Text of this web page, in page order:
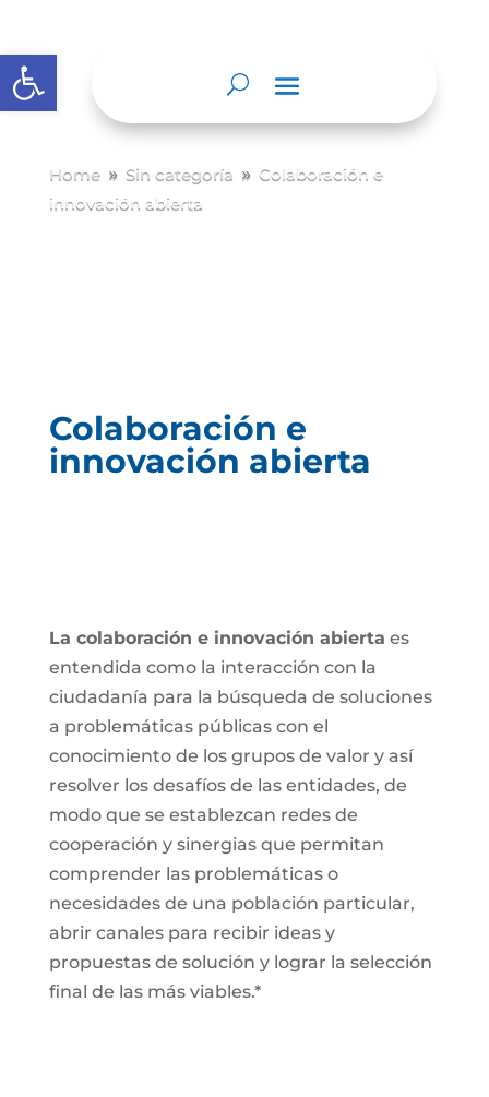
Abrir barra de herramientas
Home 9 Sin categoría 9 Colaboración e
innovación abierta
Colaboración e
innovación abierta
La colaboración e innovación abierta es
entendida como la interacción con la
ciudadanía para la búsqueda de soluciones
a problemáticas públicas con el
conocimiento de los grupos de valor y así
resolver los desafíos de las entidades, de
modo que se establezcan redes de
cooperación y sinergias que permitan
comprender las problemáticas o
necesidades de una población particular,
abrir canales para recibir ideas y
propuestas de solución y lograr la selección
final de las más viables.*